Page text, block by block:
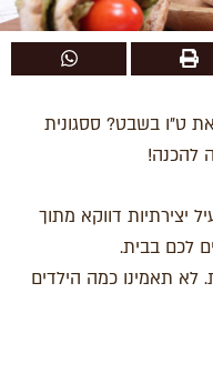
ט"ו בשבט? ססגונית
להכנה!
יצירתיות דווקא מתוך
לכם בבית.
לא תאמינו כמה הילדים